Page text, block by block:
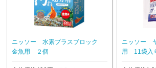
ニッソー 水素プラスブロック
金魚用 ２個
ニッソー
用 11袋入